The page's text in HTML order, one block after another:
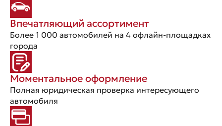
Впечатляющий ассортимент
Более 1 000 автомобилей на 4 офлайн-площадках
города
Моментальное оформление
Полная юридическая проверка интересующего
автомобиля